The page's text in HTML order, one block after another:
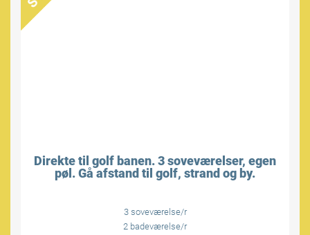
Direkte til golf banen. 3 soveværelser, egen
pøl. Gå afstand til golf, strand og by.
3 soveværelse/r
2 badeværelse/r